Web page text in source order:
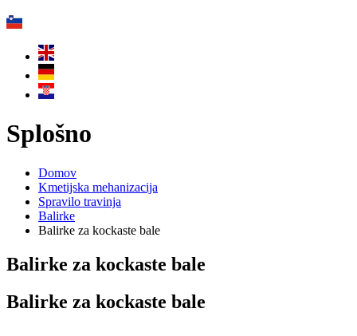
Splošno
Domov
Kmetijska mehanizacija
Spravilo travinja
Balirke
Balirke za kockaste bale
Balirke za kockaste bale
Balirke za kockaste bale